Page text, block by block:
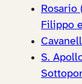
Rosario
Filippo
S.